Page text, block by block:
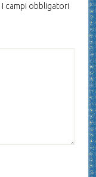
I campi obbligatori